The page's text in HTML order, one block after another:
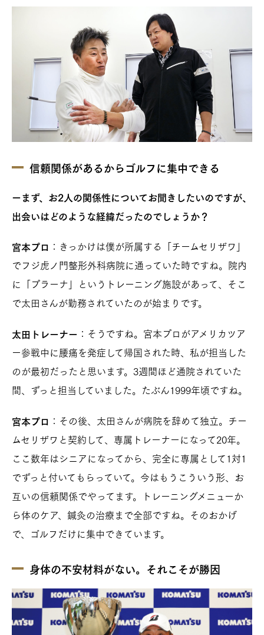
信頼関係があるからゴルフに集中できる
ーまず、お2人の関係性についてお聞きしたいのですが、
出会いはどのような経緯だったのでしょうか？
宮本プロ ：きっかけは僕が所属する「チームセリザワ」
でフジ虎ノ門整形外科病院に通っていた時ですね。院内
に「プラーナ」というトレーニング施設があって、そこ
で太田さんが勤務されていたのが始まりです。
太田トレーナー ：そうですね。宮本プロがアメリカツア
ー参戦中に腰痛を発症して帰国された時、私が担当した
のが最初だったと思います。3週間ほど通院されていた
間、ずっと担当していました。たぶん1999年頃ですね。
宮本プロ ：その後、太田さんが病院を辞めて独立。チー
ムセリザワと契約して、専属トレーナーになって20年。
ここ数年はシニアになってから、完全に専属として1対1
でずっと付いてもらっていて。今はもうこういう形、お
互いの信頼関係でやってます。トレーニングメニューか
ら体のケア、鍼灸の治療まで全部ですね。そのおかげ
で、ゴルフだけに集中できています。
身体の不安材料がない。それこそが勝因